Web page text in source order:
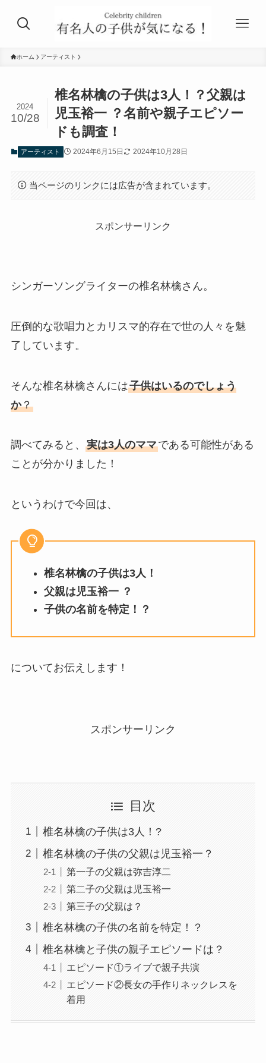
ホーム アーティスト
椎名林檎の子供は3人！？父親は
児玉裕一 ？名前や親子エピソー
ドも調査！
2024
10/28
アーティスト 2024年6月15日 2024年10月28日
当ページのリンクには広告が含まれています。
スポンサーリンク
シンガーソングライターの椎名林檎さん。
圧倒的な歌唱力とカリスマ的存在で世の人々を魅
了しています。
そんな椎名林檎さんには子供はいるのでしょう
か？
調べてみると、 実は3人のママである可能性がある
ことが分かりました！
というわけで今回は、
椎名林檎の子供は3人！
父親は児玉裕一 ？
子供の名前を特定！？
についてお伝えします！
スポンサーリンク
目次
椎名林檎の子供は3人！?
椎名林檎の子供の父親は児玉裕一？
第一子の父親は弥吉淳二
第二子の父親は児玉裕一
第三子の父親は？
椎名林檎の子供の名前を特定！？
椎名林檎と子供の親子エピソードは？
エピソード①ライブで親子共演
エピソード②長女の手作りネックレスを
着用